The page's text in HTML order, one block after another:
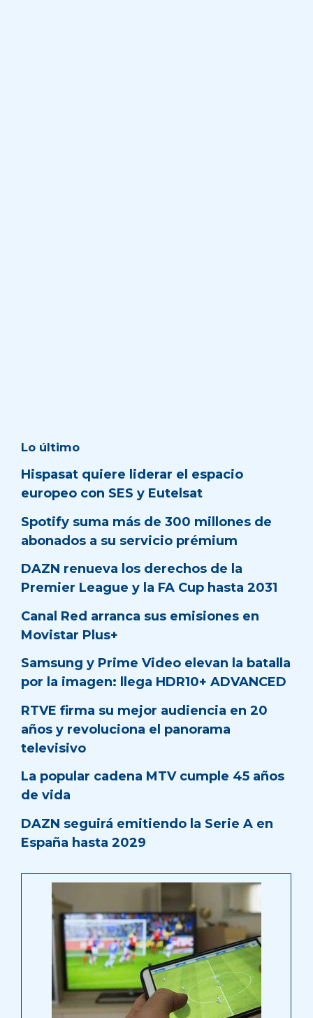
Lo último
Hispasat quiere liderar el espacio
europeo con SES y Eutelsat
Spotify suma más de 300 millones de
abonados a su servicio prémium
DAZN renueva los derechos de la
Premier League y la FA Cup hasta 2031
Canal Red arranca sus emisiones en
Movistar Plus+
Samsung y Prime Video elevan la batalla
por la imagen: llega HDR10+ ADVANCED
RTVE firma su mejor audiencia en 20
años y revoluciona el panorama
televisivo
La popular cadena MTV cumple 45 años
de vida
DAZN seguirá emitiendo la Serie A en
España hasta 2029